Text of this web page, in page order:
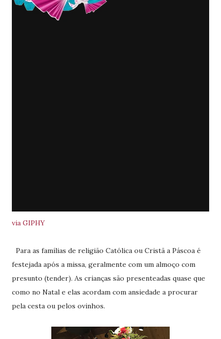
via GIPHY
Para as famílias de religião Católica ou Cristã a Páscoa é
festejada após a missa, geralmente com um almoço com
presunto (tender). As crianças são presenteadas quase que
como no Natal e elas acordam com ansiedade a procurar
pela cesta ou pelos ovinhos.